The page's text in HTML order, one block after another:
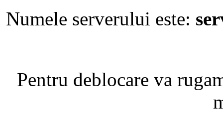
Numele serverului este:
Pentru deblocare va